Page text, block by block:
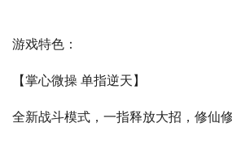
游戏特色：
【掌心微操 单指逆天】
全新战斗模式，一指释放大招，修仙